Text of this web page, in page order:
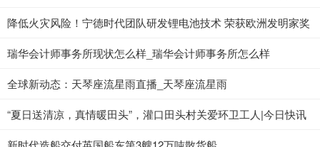
降低火灾风险！宁德时代团队研发锂电池技术 荣获欧洲发明家奖
瑞华会计师事务所现状怎么样_瑞华会计师事务所怎么样
全球新动态：天琴座流星雨直播_天琴座流星雨
“夏日送清凉，真情暖田头”，灌口田头村关爱环卫工人|今日快讯